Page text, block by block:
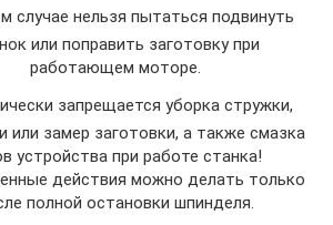
случае нельзя пытаться подвинуть
или поправить заготовку при
работающем моторе.
запрещается уборка стружки,
или замер заготовки, а также смазка
устройства при работе станка!
действия можно делать только
полной остановки шпинделя.